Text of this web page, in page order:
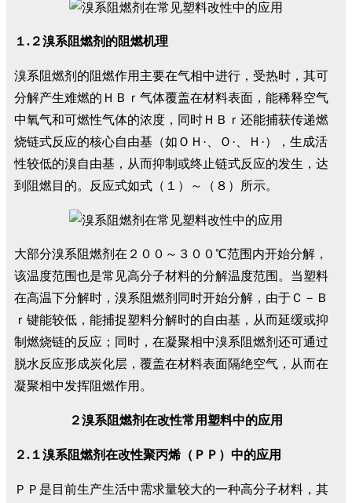
１.２溴系阻燃剂的阻燃机理
溴系阻燃剂的阻燃作用主要在气相中进行，受热时，其可
分解产生难燃的ＨＢｒ气体覆盖在材料表面，能稀释空气
中氧气和可燃性气体的浓度，同时ＨＢｒ还能捕获传递燃
烧链式反应的核心自由基（如ＯＨ·、Ｏ·、Ｈ·），生成活
性较低的溴自由基，从而抑制或终止链式反应的发生，达
到阻燃目的。反应式如式（１）～（８）所示。
大部分溴系阻燃剂在２００～３００℃范围内开始分解，
该温度范围也是常见高分子材料的分解温度范围。当塑料
在高温下分解时，溴系阻燃剂同时开始分解，由于Ｃ－Ｂ
ｒ键能较低，能捕捉塑料分解时的自由基，从而延缓或抑
制燃烧链的反应；同时，在凝聚相中溴系阻燃剂还可通过
脱水反应形成炭化层，覆盖在材料表面隔绝空气，从而在
凝聚相中发挥阻燃作用。
２溴系阻燃剂在改性常用塑料中的应用
２.１溴系阻燃剂在改性聚丙烯（ＰＰ）中的应用
ＰＰ是目前生产生活中需求量较大的一种高分子材料，其